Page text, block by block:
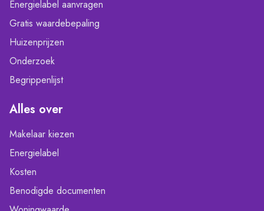
Energielabel aanvragen
Gratis waardebepaling
Huizenprijzen
Onderzoek
Begrippenlijst
Alles over
Makelaar kiezen
Energielabel
Kosten
Benodigde documenten